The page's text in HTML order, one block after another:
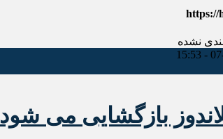
https://
نشده
بازگشایی می شود